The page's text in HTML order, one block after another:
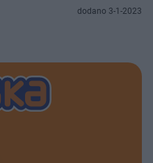
dodano 3-1-2023